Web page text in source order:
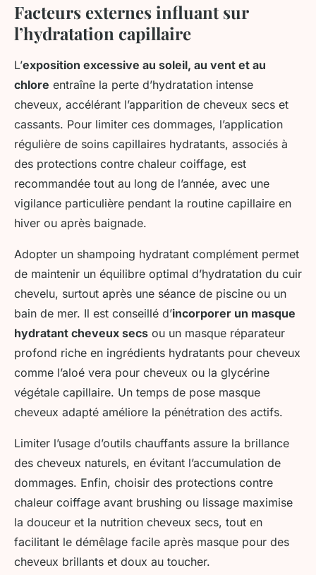
Facteurs externes influant sur
l’hydratation capillaire
L’exposition excessive au soleil, au vent et au
chlore entraîne la perte d’hydratation intense
cheveux, accélérant l’apparition de cheveux secs et
cassants. Pour limiter ces dommages, l’application
régulière de soins capillaires hydratants, associés à
des protections contre chaleur coiffage, est
recommandée tout au long de l’année, avec une
vigilance particulière pendant la routine capillaire en
hiver ou après baignade.
Adopter un shampoing hydratant complément permet
de maintenir un équilibre optimal d’hydratation du cuir
chevelu, surtout après une séance de piscine ou un
bain de mer. Il est conseillé d’incorporer un masque
hydratant cheveux secs ou un masque réparateur
profond riche en ingrédients hydratants pour cheveux
comme l’aloé vera pour cheveux ou la glycérine
végétale capillaire. Un temps de pose masque
cheveux adapté améliore la pénétration des actifs.
Limiter l’usage d’outils chauffants assure la brillance
des cheveux naturels, en évitant l’accumulation de
dommages. Enfin, choisir des protections contre
chaleur coiffage avant brushing ou lissage maximise
la douceur et la nutrition cheveux secs, tout en
facilitant le démêlage facile après masque pour des
cheveux brillants et doux au toucher.